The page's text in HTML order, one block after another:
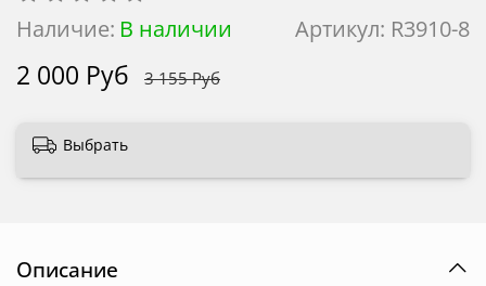
Артикул: R3910-8
Наличие: В наличии
2 000 Руб 3 155 Руб
Выбрать
Описание